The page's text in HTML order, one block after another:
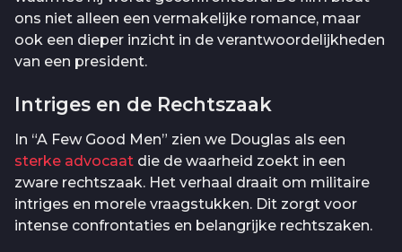
ons niet alleen een vermakelijke romance, maar
ook een dieper inzicht in de verantwoordelijkheden
van een president.
Intriges en de Rechtszaak
In “A Few Good Men” zien we Douglas als een
sterke advocaat die de waarheid zoekt in een
zware rechtszaak. Het verhaal draait om militaire
intriges en morele vraagstukken. Dit zorgt voor
intense confrontaties en belangrijke rechtszaken.